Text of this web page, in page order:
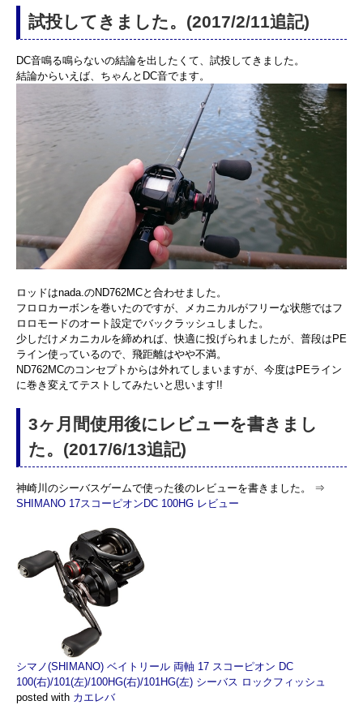
試投してきました。(2017/2/11追記)
DC音鳴る鳴らないの結論を出したくて、試投してきました。
結論からいえば、ちゃんとDC音でます。
ロッドはnada.のND762MCと合わせました。
フロロカーボンを巻いたのですが、メカニカルがフリーな状態ではフ
ロロモードのオート設定でバックラッシュしました。
少しだけメカニカルを締めれば、快適に投げられましたが、普段はPE
ライン使っているので、飛距離はやや不満。
ND762MCのコンセプトからは外れてしまいますが、今度はPEライン
に巻き変えてテストしてみたいと思います!!
3ヶ月間使用後にレビューを書きまし
た。(2017/6/13追記)
神崎川のシーバスゲームで使った後のレビューを書きました。 ⇒
SHIMANO 17スコーピオンDC 100HG レビュー
シマノ(SHIMANO) ベイトリール 両軸 17 スコーピオン DC
100(右)/101(左)/100HG(右)/101HG(左) シーバス ロックフィッシュ
posted with カエレバ